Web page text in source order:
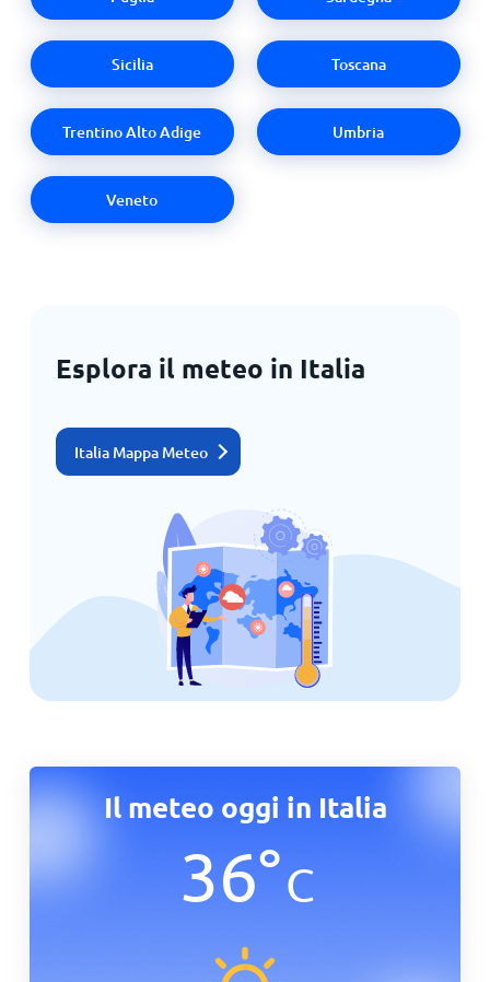
Sicilia Toscana
Trentino Alto Adige Umbria
Veneto
Esplora il meteo in Italia
Italia Mappa Meteo
Il meteo oggi in Italia
36°C